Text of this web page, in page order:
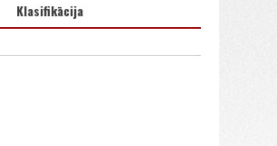
Klasifikācija